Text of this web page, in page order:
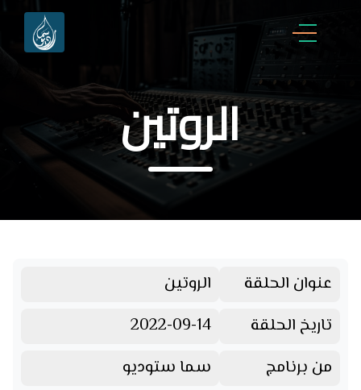
الروتين
عنوان الحلقة
الروتين
تاريخ الحلقة
2022-09-14
من برنامج
سما ستوديو